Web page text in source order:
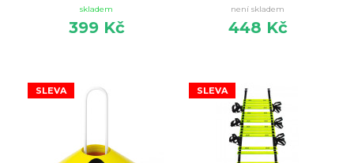
skladem
399 Kč
není skladem
448 Kč
SLEVA SLEVA